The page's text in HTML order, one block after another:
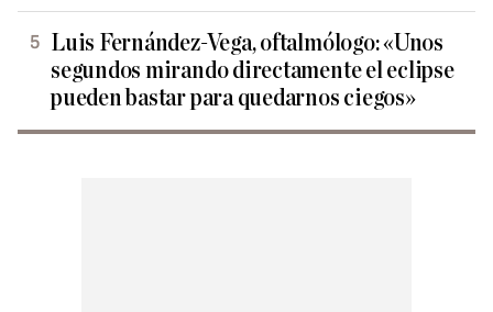
Luis Fernández-Vega, oftalmólogo: «Unos
segundos mirando directamente el eclipse
pueden bastar para quedarnos ciegos»